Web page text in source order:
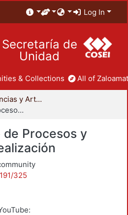
Log In
Secretaría de
Unidad
& Collections All of
División de Ciencias y Artes para el Diseño
Departamento de Procesos y Técnicas de Realización
Procesos y
325